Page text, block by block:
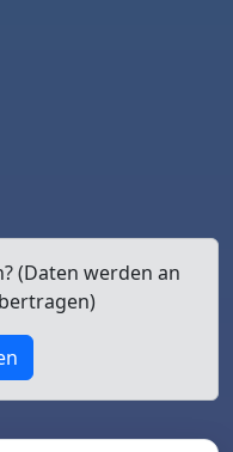
(Daten werden an